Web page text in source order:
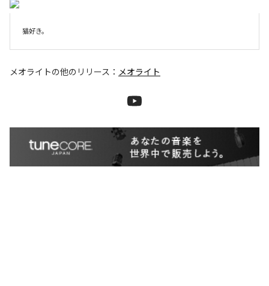
猫好き。
メオライトの他のリリース： メオライト